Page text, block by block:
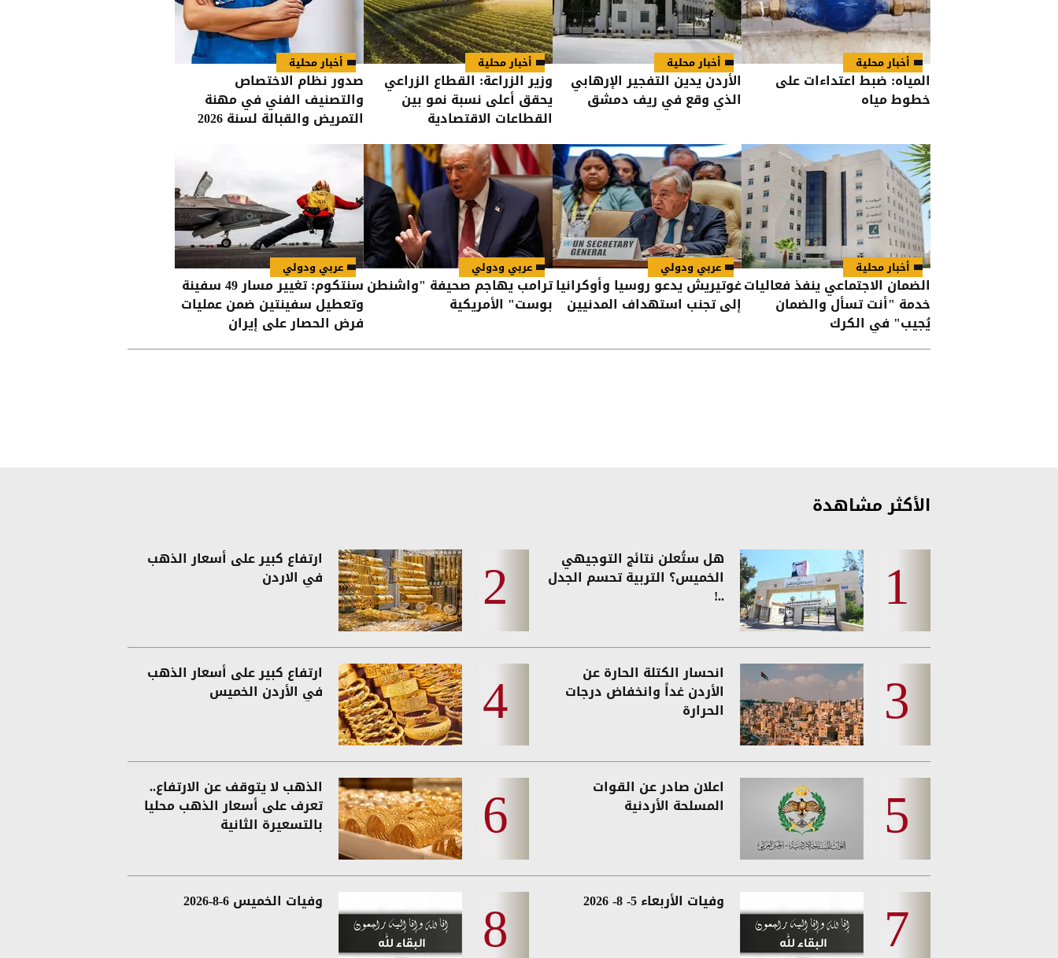
أخبار محلية
المياه: ضبط اعتداءات على
خطوط مياه
أخبار محلية
الأردن يدين التفجير الإرهابي
الذي وقع في ريف دمشق
أخبار محلية
وزير الزراعة: القطاع الزراعي
يحقق أعلى نسبة نمو بين
القطاعات الاقتصادية
أخبار محلية
صدور نظام الاختصاص
والتصنيف الفني في مهنة
التمريض والقبالة لسنة 2026
أخبار محلية
الضمان الاجتماعي ينفذ فعاليات
خدمة "أنت تسأل والضمان
يُجيب" في الكرك
عربي ودولي
غوتيريش يدعو روسيا وأوكرانيا
إلى تجنب استهداف المدنيين
عربي ودولي
ترامب يهاجم صحيفة "واشنطن
بوست" الأمريكية
عربي ودولي
سنتكوم: تغيير مسار 49 سفينة
وتعطيل سفينتين ضمن عمليات
فرض الحصار على إيران
الأكثر مشاهدة
هل ستُعلن نتائج التوجيهي
الخميس؟ التربية تحسم الجدل
..!
ارتفاع كبير على أسعار الذهب
في الاردن
انحسار الكتلة الحارة عن
الأردن غداً وانخفاض درجات
الحرارة
ارتفاع كبير على أسعار الذهب
في الأردن الخميس
اعلان صادر عن القوات
المسلحة الأردنية
الذهب لا يتوقف عن الارتفاع..
تعرف على أسعار الذهب محليا
بالتسعيرة الثانية
وفيات الأربعاء 5- 8- 2026 وفيات الخميس 6-8-2026